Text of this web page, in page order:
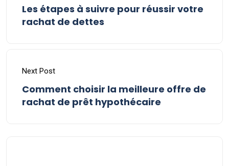
Les étapes à suivre pour réussir votre
rachat de dettes
Next Post
Comment choisir la meilleure offre de
rachat de prêt hypothécaire